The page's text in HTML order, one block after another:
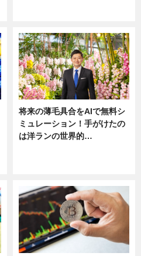
将来の薄毛具合をAIで無料シ
ミュレーション！手がけたの
は洋ランの世界的…